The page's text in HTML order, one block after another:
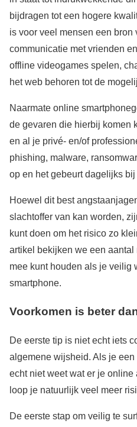
bijdragen tot een hogere
is voor veel mensen een bron
communicatie met vrienden
offline videogames spelen,
het web behoren tot de
Naarmate online
de gevaren die hierbij komen
en al je privé- en/of
phishing, malware,
op en het gebeurt dagelijks
Hoewel dit best
slachtoffer van kan worden,
kunt doen om het risico zo
artikel bekijken we een
mee kunt houden als je veilig
smartphone.
Voorkomen is beter
De eerste tip is niet echt iets
algemene wijsheid. Als je
echt niet weet wat er je
loop je natuurlijk veel meer
De eerste stap om veilig te